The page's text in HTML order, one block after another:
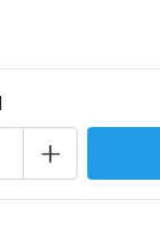
+